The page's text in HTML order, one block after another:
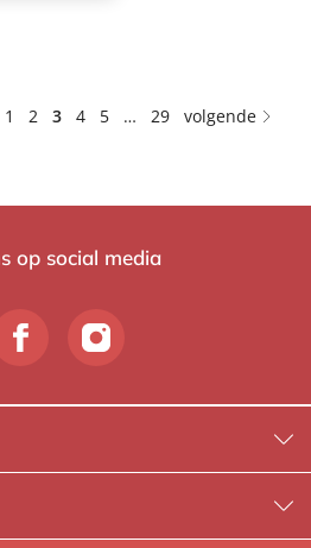
1 2 3 4 5 … 29 volgende
op social media